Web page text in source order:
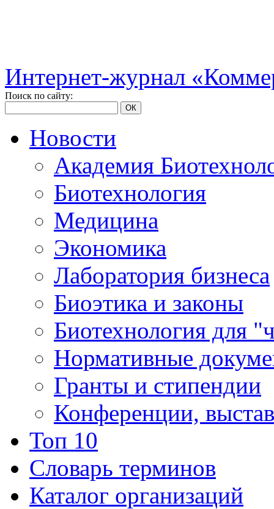
Интернет-журнал
Поиск по сайту:
ОК
Новости
Академия
Биотехнология
Медицина
Экономика
Лаборатория бизнеса
Биоэтика и законы
Биотехнология для
Нормативные
Гранты и стипендии
Конференции,
Топ 10
Словарь терминов
Каталог организаций